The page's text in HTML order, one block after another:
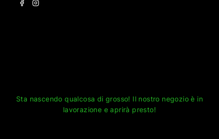
Sta nascendo qualcosa di grosso! Il nostro negozio è in
lavorazione e aprirà presto!